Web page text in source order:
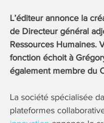
L’éditeur annonce la
de Directeur général
Ressources Humaines.
fonction échoit à
également membre du
La société spécialisée
plateformes